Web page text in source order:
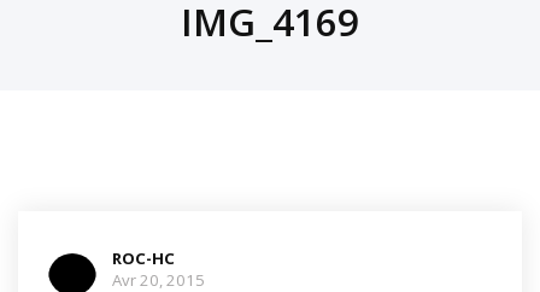
IMG_4169
ROC-HC
Avr 20, 2015